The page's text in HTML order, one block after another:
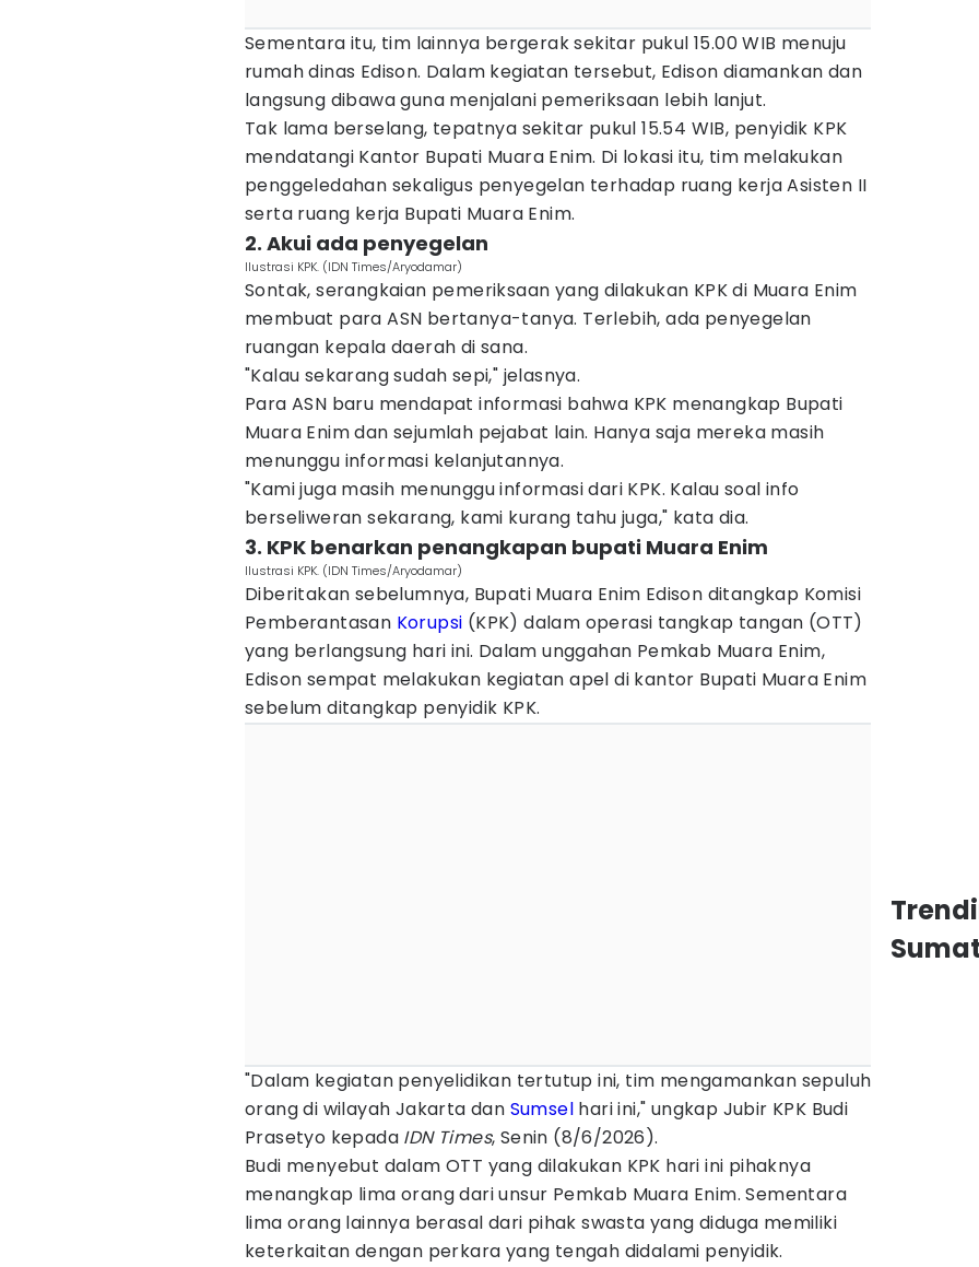
Sementara itu, tim lainnya bergerak sekitar pukul 15.00 WIB menuju
rumah dinas Edison. Dalam kegiatan tersebut, Edison diamankan dan
langsung dibawa guna menjalani pemeriksaan lebih lanjut.
Tak lama berselang, tepatnya sekitar pukul 15.54 WIB, penyidik KPK
mendatangi Kantor Bupati Muara Enim. Di lokasi itu, tim melakukan
penggeledahan sekaligus penyegelan terhadap ruang kerja Asisten II
serta ruang kerja Bupati Muara Enim.
2. Akui ada penyegelan
Ilustrasi KPK. (IDN Times/Aryodamar)
Sontak, serangkaian pemeriksaan yang dilakukan KPK di Muara Enim
membuat para ASN bertanya-tanya. Terlebih, ada penyegelan
ruangan kepala daerah di sana.
"Kalau sekarang sudah sepi," jelasnya.
Para ASN baru mendapat informasi bahwa KPK menangkap Bupati
Muara Enim dan sejumlah pejabat lain. Hanya saja mereka masih
menunggu informasi kelanjutannya.
"Kami juga masih menunggu informasi dari KPK. Kalau soal info
berseliweran sekarang, kami kurang tahu juga," kata dia.
3. KPK benarkan penangkapan bupati Muara Enim
Ilustrasi KPK. (IDN Times/Aryodamar)
Diberitakan sebelumnya, Bupati Muara Enim Edison ditangkap Komisi
Pemberantasan Korupsi (KPK) dalam operasi tangkap tangan (OTT)
yang berlangsung hari ini. Dalam unggahan Pemkab Muara Enim,
Edison sempat melakukan kegiatan apel di kantor Bupati Muara Enim
sebelum ditangkap penyidik KPK.
"Dalam kegiatan penyelidikan tertutup ini, tim mengamankan sepuluh
orang di wilayah Jakarta dan Sumsel hari ini," ungkap Jubir KPK Budi
Prasetyo kepada IDN Times, Senin (8/6/2026).
Budi menyebut dalam OTT yang dilakukan KPK hari ini pihaknya
menangkap lima orang dari unsur Pemkab Muara Enim. Sementara
lima orang lainnya berasal dari pihak swasta yang diduga memiliki
keterkaitan dengan perkara yang tengah didalami penyidik.